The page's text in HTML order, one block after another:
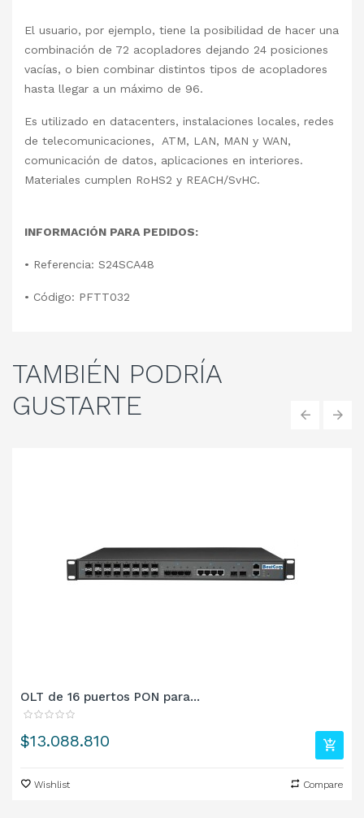
El usuario, por ejemplo, tiene la posibilidad de hacer una
combinación de 72 acopladores dejando 24 posiciones
vacías, o bien combinar distintos tipos de acopladores
hasta llegar a un máximo de 96.
Es utilizado en datacenters, instalaciones locales, redes
de telecomunicaciones, ATM, LAN, MAN y WAN,
comunicación de datos, aplicaciones en interiores.
Materiales cumplen RoHS2 y REACH/SvHC.
INFORMACIÓN PARA PEDIDOS:
• Referencia: S24SCA48
• Código: PFTT032
TAMBIÉN PODRÍA
GUSTARTE
OLT de 16 puertos PON para...
Precio
$13.088.810
Wishlist Compare